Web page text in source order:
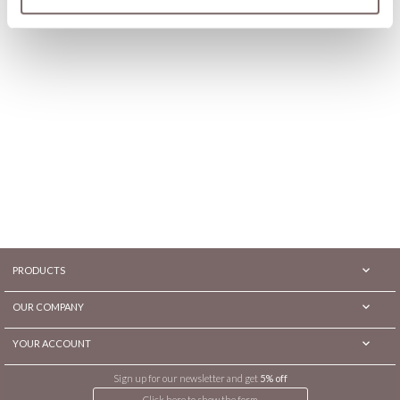
PRODUCTS 
OUR COMPANY 
YOUR ACCOUNT 
Sign up for our newsletter and get 5% off